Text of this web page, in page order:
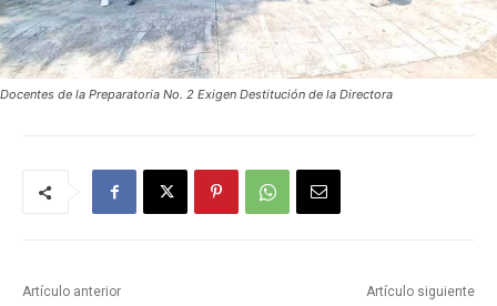
Docentes de la Preparatoria No. 2 Exigen Destitución de la Directora
Artículo anterior Artículo siguiente